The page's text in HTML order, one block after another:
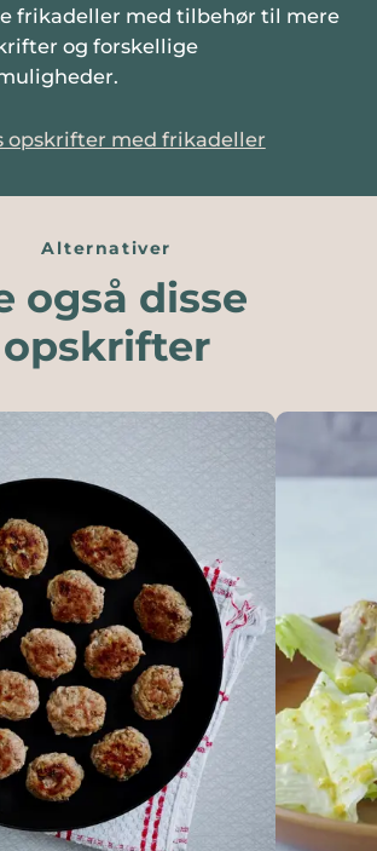
frikadeller med tilbehør til mere
og forskellige
opskrifter med frikadeller
Alternativer
også disse
opskrifter